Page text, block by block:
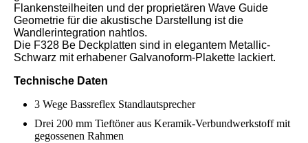
Flankensteilheiten und der proprietären Wave Guide
Geometrie für die akustische Darstellung ist die
Wandlerintegration nahtlos.
Die F328 Be Deckplatten sind in elegantem Metallic-
Schwarz mit erhabener Galvanoform-Plakette lackiert.
Technische Daten
3 Wege Bassreflex Standlautsprecher
Drei 200 mm Tieftöner aus Keramik-Verbundwerkstoff mit
gegossenen Rahmen